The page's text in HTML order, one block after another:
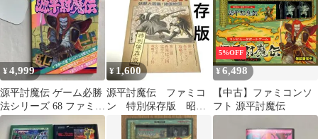
¥4,999
源平討魔伝 ゲーム必勝
法シリーズ 68 ファミリ
ーコンピュータ 匿名
配送
¥1,600
源平討魔伝 ファミコ
ン 特別保存版 昭和
63年 付録
5%OFF
¥6,498
【中古】ファミコンソ
フト 源平討魔伝